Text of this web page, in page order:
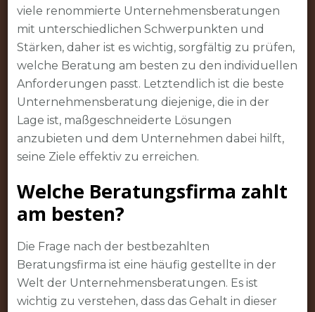
viele renommierte Unternehmensberatungen
mit unterschiedlichen Schwerpunkten und
Stärken, daher ist es wichtig, sorgfältig zu prüfen,
welche Beratung am besten zu den individuellen
Anforderungen passt. Letztendlich ist die beste
Unternehmensberatung diejenige, die in der
Lage ist, maßgeschneiderte Lösungen
anzubieten und dem Unternehmen dabei hilft,
seine Ziele effektiv zu erreichen.
Welche Beratungsfirma zahlt
am besten?
Die Frage nach der bestbezahlten
Beratungsfirma ist eine häufig gestellte in der
Welt der Unternehmensberatungen. Es ist
wichtig zu verstehen, dass das Gehalt in dieser